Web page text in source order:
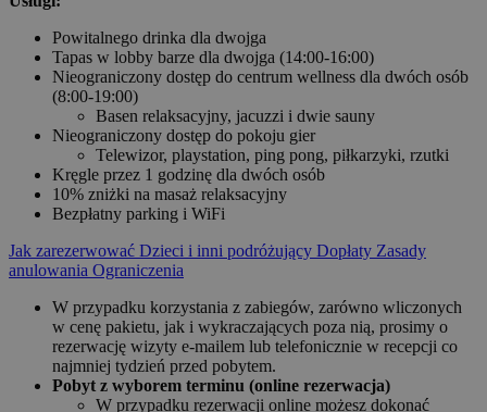
Powitalnego drinka dla dwojga
Tapas w lobby barze dla dwojga (14:00-16:00)
Nieograniczony dostęp do centrum wellness dla dwóch osób
(8:00-19:00)
Basen relaksacyjny, jacuzzi i dwie sauny
Nieograniczony dostęp do pokoju gier
Telewizor, playstation, ping pong, piłkarzyki, rzutki
Kręgle przez 1 godzinę dla dwóch osób
10% zniżki na masaż relaksacyjny
Bezpłatny parking i WiFi
Jak zarezerwować Dzieci i inni podróżujący Dopłaty Zasady
anulowania Ograniczenia
W przypadku korzystania z zabiegów, zarówno wliczonych
w cenę pakietu, jak i wykraczających poza nią, prosimy o
rezerwację wizyty e-mailem lub telefonicznie w recepcji co
najmniej tydzień przed pobytem.
Pobyt z wyborem terminu (online rezerwacja)
W przypadku rezerwacji online możesz dokonać